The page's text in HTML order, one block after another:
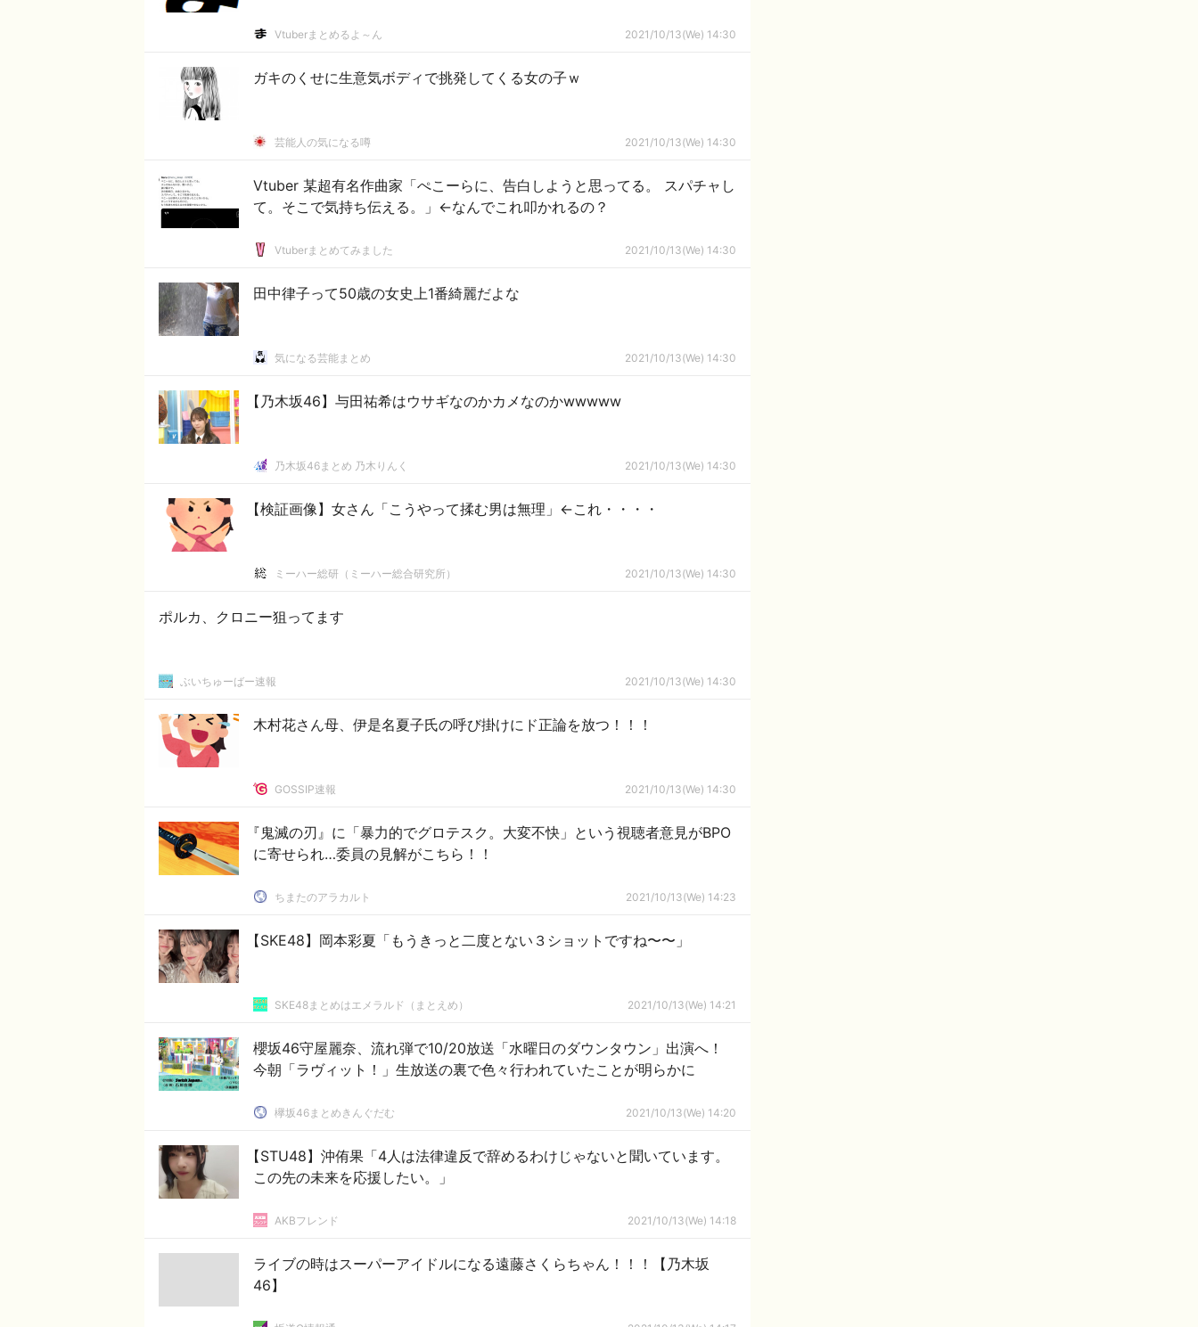
Vtuberまとめるよ～ん 2021/10/13(We) 14:30
ガキのくせに生意気ボディで挑発してくる女の子ｗ
芸能人の気になる噂 2021/10/13(We) 14:30
Vtuber 某超有名作曲家「ぺこーらに、告白しようと思ってる。 スパチャし
て。そこで気持ち伝える。」←なんでこれ叩かれるの？
Vtuberまとめてみました 2021/10/13(We) 14:30
田中律子って50歳の女史上1番綺麗だよな
気になる芸能まとめ 2021/10/13(We) 14:30
【乃木坂46】与田祐希はウサギなのかカメなのかwwwww
乃木坂46まとめ 乃木りんく 2021/10/13(We) 14:30
【検証画像】女さん「こうやって揉む男は無理」←これ・・・・
ミーハー総研（ミーハー総合研究所） 2021/10/13(We) 14:30
ポルカ、クロニー狙ってます
ぶいちゅーばー速報 2021/10/13(We) 14:30
木村花さん母、伊是名夏子氏の呼び掛けにド正論を放つ！！！
GOSSIP速報 2021/10/13(We) 14:30
『鬼滅の刃』に「暴力的でグロテスク。大変不快」という視聴者意見がBPO
に寄せられ…委員の見解がこちら！！
ちまたのアラカルト 2021/10/13(We) 14:23
【SKE48】岡本彩夏「もうきっと二度とない３ショットですね〜〜」
SKE48まとめはエメラルド（まとえめ） 2021/10/13(We) 14:21
櫻坂46守屋麗奈、流れ弾で10/20放送「水曜日のダウンタウン」出演へ！
今朝「ラヴィット！」生放送の裏で色々行われていたことが明らかに
欅坂46まとめきんぐだむ 2021/10/13(We) 14:20
【STU48】沖侑果「4人は法律違反で辞めるわけじゃないと聞いています。
この先の未来を応援したい。」
AKBフレンド 2021/10/13(We) 14:18
ライブの時はスーパーアイドルになる遠藤さくらちゃん！！！【乃木坂
46】